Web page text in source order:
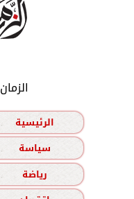
الرئيسية
سياسة
رياضة